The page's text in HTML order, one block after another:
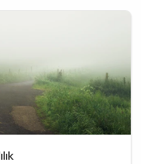
bir yolculuğa başlar. Bu